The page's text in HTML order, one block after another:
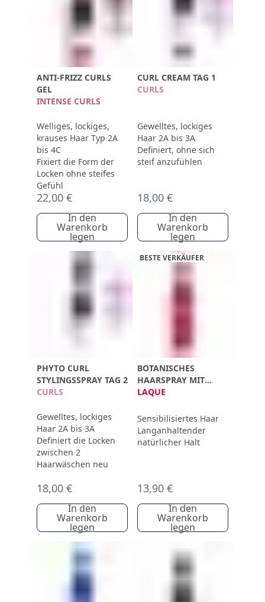
ANTI-FRIZZ CURLS
GEL
INTENSE CURLS
Welliges, lockiges,
krauses Haar Typ 2A
bis 4C
Fixiert die Form der
Locken ohne steifes
Gefühl
22,00 €
In den
Warenkorb
legen
CURL CREAM TAG 1
CURLS
Gewelltes, lockiges
Haar 2A bis 3A
Definiert, ohne sich
steif anzufühlen
18,00 €
In den
Warenkorb
legen
PHYTO CURL
STYLINGSSPRAY TAG 2
CURLS
Gewelltes, lockiges
Haar 2A bis 3A
Definiert die Locken
zwischen 2
Haarwäschen neu
18,00 €
In den
Warenkorb
legen
BESTE VERKÄUFER
BOTANISCHES
HAARSPRAY MIT
FLEXIBLEM HALT
LAQUE
Sensibilisiertes Haar
Langanhaltender
natürlicher Halt
13,90 €
In den
Warenkorb
legen